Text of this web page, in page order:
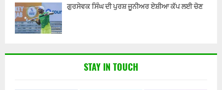
ਗੁਰਸੇਵਕ ਸਿੰਘ ਦੀ ਪੁਰਸ਼ ਜੂਨੀਅਰ ਏਸ਼ੀਆ ਕੱਪ ਲਈ ਚੋਣ
STAY IN TOUCH